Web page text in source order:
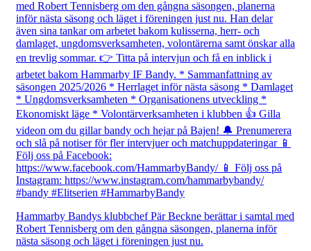
Hammarby Bandys klubbchef Pär Beckne berättar i samtal med
Robert Tennisberg om den gångna säsongen, planerna inför
nästa säsong och läget i föreningen just nu.